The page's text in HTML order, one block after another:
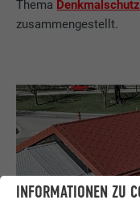
Thema Denkmalschutz
zusammengestellt.
INFORMATIONEN ZU